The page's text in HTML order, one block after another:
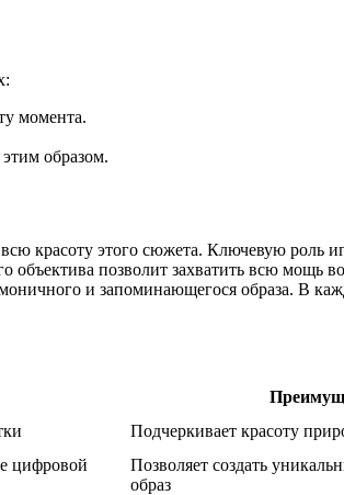
момента.
образом.
красоту этого сюжета. Ключевую роль
объектива позволит захватить всю
и запоминающегося образа. В
Подчеркивает красоту
цифровой
Позволяет создать
образ